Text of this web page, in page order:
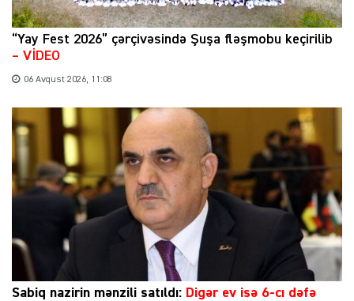
“Yay Fest 2026” çərçivəsində Şuşa fləşmobu keçirilib
– VİDEO
06 Avqust 2026, 11:08
Sabiq nazirin mənzili satıldı: Digər ev isə 6-cı dəfə